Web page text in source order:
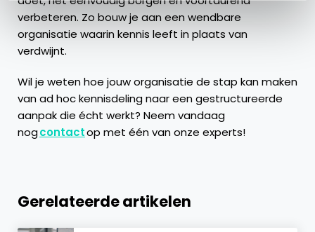
verbeteren. Zo bouw je aan een wendbare
organisatie waarin kennis leeft in plaats van
verdwijnt.
Wil je weten hoe jouw organisatie de stap kan maken
van ad hoc kennisdeling naar een gestructureerde
aanpak die écht werkt? Neem vandaag
nogcontactop met één van onze experts!
Gerelateerde artikelen